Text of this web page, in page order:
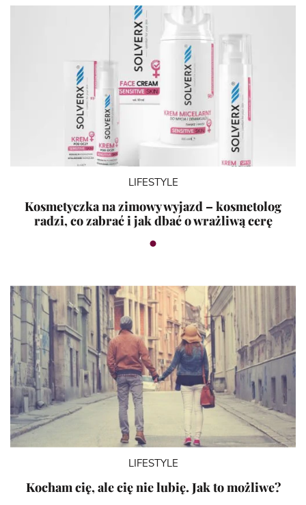
LIFESTYLE
Kosmetyczka na zimowy wyjazd – kosmetolog
radzi, co zabrać i jak dbać o wrażliwą cerę
LIFESTYLE
Kocham cię, ale cię nie lubię. Jak to możliwe?